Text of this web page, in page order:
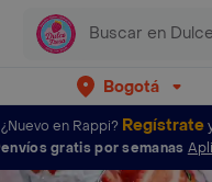
Bogotá
¿Nuevo en Rappi? Regístrate
envíos gratis por semanas